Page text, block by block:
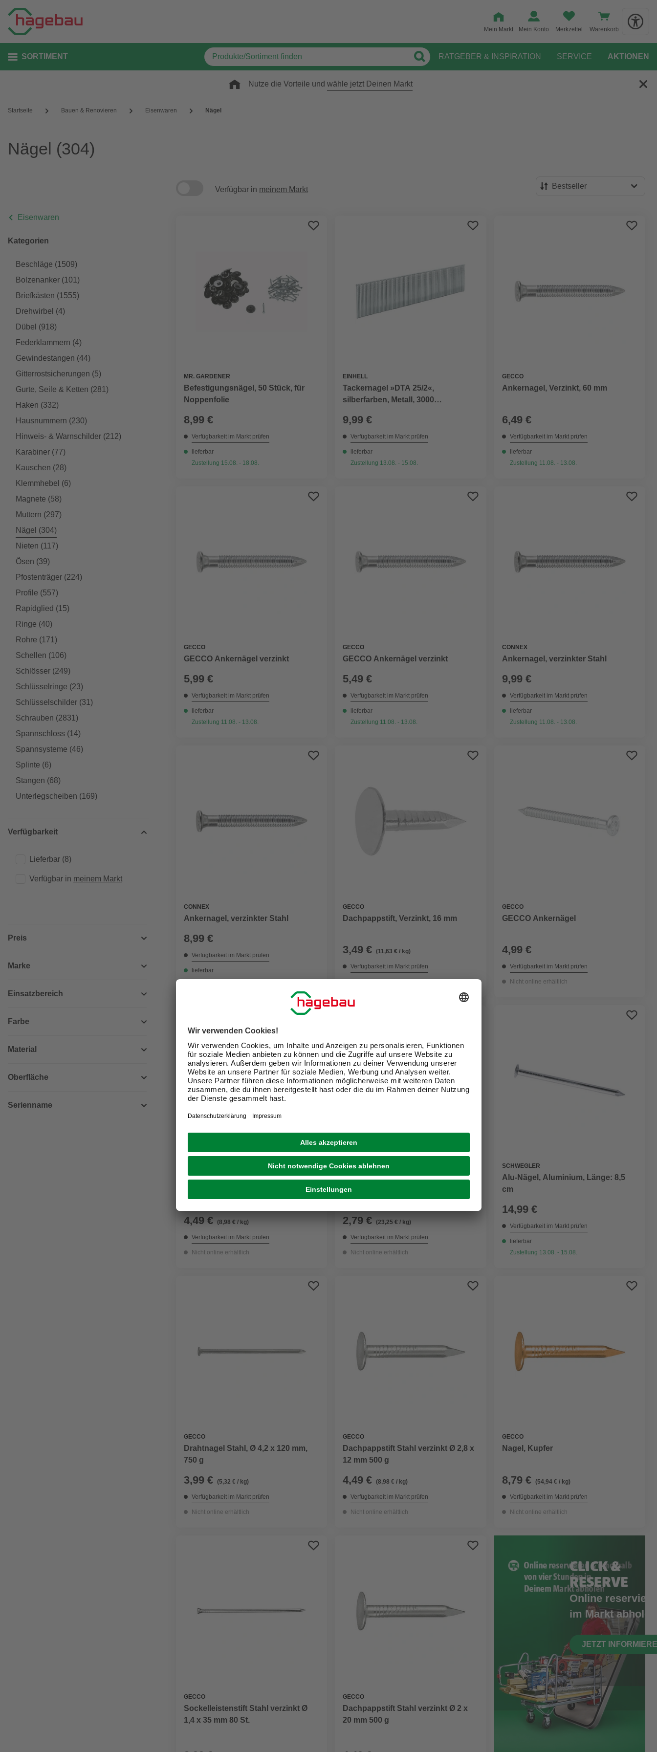
Mein Markt Mein Konto Merkzettel Warenkorb
SORTIMENT RATGEBER & INSPIRATION SERVICE AKTIONEN
Nutze die Vorteile und wähle jetzt Deinen Markt
Startseite Bauen & Renovieren Eisenwaren Nägel
Nägel (304)
Eisenwaren
Kategorien
Beschläge (1509)
Bolzenanker (101)
Briefkästen (1555)
Drehwirbel (4)
Dübel (918)
Federklammern (4)
Gewindestangen (44)
Gitterrostsicherungen (5)
Gurte, Seile & Ketten (281)
Haken (332)
Hausnummern (230)
Hinweis- & Warnschilder (212)
Karabiner (77)
Kauschen (28)
Klemmhebel (6)
Magnete (58)
Muttern (297)
Nägel (304)
Nieten (117)
Ösen (39)
Pfostenträger (224)
Profile (557)
Rapidglied (15)
Ringe (40)
Rohre (171)
Schellen (106)
Schlösser (249)
Schlüsselringe (23)
Schlüsselschilder (31)
Schrauben (2831)
Spannschloss (14)
Spannsysteme (46)
Splinte (6)
Stangen (68)
Unterlegscheiben (169)
Verfügbarkeit
Lieferbar (8)
Verfügbar in meinem Markt
Preis
Marke
Einsatzbereich
Farbe
Material
Oberfläche
Serienname
Verfügbar in meinem Markt Bestseller
MR. GARDENER
Befestigungsnägel, 50 Stück, für
Noppenfolie
8,99 €
Verfügbarkeit im Markt prüfen
lieferbar
Zustellung 15.08. - 18.08.
EINHELL
Tackernagel »DTA 25/2«,
silberfarben, Metall, 3000
9,99 €
Verfügbarkeit im Markt prüfen
lieferbar
Zustellung 13.08. - 15.08.
GECCO
Ankernagel, Verzinkt, 60 mm
6,49 €
Verfügbarkeit im Markt prüfen
lieferbar
Zustellung 11.08. - 13.08.
GECCO
GECCO Ankernägel verzinkt
5,99 €
Verfügbarkeit im Markt prüfen
lieferbar
Zustellung 11.08. - 13.08.
GECCO
GECCO Ankernägel verzinkt
5,49 €
Verfügbarkeit im Markt prüfen
lieferbar
Zustellung 11.08. - 13.08.
CONNEX
Ankernagel, verzinkter Stahl
9,99 €
Verfügbarkeit im Markt prüfen
lieferbar
Zustellung 11.08. - 13.08.
CONNEX
Ankernagel, verzinkter Stahl
8,99 €
Verfügbarkeit im Markt prüfen
lieferbar
Zustellung 11.08. - 13.08.
GECCO
Dachpappstift, Verzinkt, 16 mm
3,49 € (11,63 € / kg)
Verfügbarkeit im Markt prüfen
Nicht online erhältlich
GECCO
GECCO Ankernägel
4,99 €
Verfügbarkeit im Markt prüfen
Nicht online erhältlich
Dachpappstift Stahl verzinkt Ø 2,8 x
4,49 € (8,98 € / kg)
Verfügbarkeit im Markt prüfen
Nicht online erhältlich
GECCO
Dachpappstift Stahl verzinkt Ø 2,8 x
12 mm 120 g
2,79 € (23,25 € / kg)
Verfügbarkeit im Markt prüfen
Nicht online erhältlich
SCHWEGLER
Alu-Nägel, Aluminium, Länge: 8,5
cm
14,99 €
Verfügbarkeit im Markt prüfen
lieferbar
Zustellung 13.08. - 15.08.
GECCO
Drahtnagel Stahl, Ø 4,2 x 120 mm,
750 g
3,99 € (5,32 € / kg)
Verfügbarkeit im Markt prüfen
Nicht online erhältlich
GECCO
Dachpappstift Stahl verzinkt Ø 2,8 x
12 mm 500 g
4,49 € (8,98 € / kg)
Verfügbarkeit im Markt prüfen
Nicht online erhältlich
GECCO
Nagel, Kupfer
8,79 € (54,94 € / kg)
Verfügbarkeit im Markt prüfen
Nicht online erhältlich
GECCO
Sockelleistenstift Stahl verzinkt Ø
1,4 x 35 mm 80 St.
GECCO
Dachpappstift Stahl verzinkt Ø 2 x
20 mm 500 g
CLICK &
RESERVE
Online
im Markt abholen
JETZT